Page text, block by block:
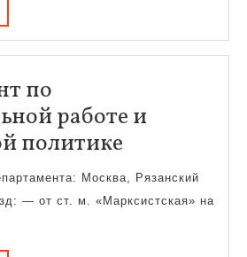
по
работе и
политике
по
Москва, Рязанский
— от ст. м. «Марксистская» на